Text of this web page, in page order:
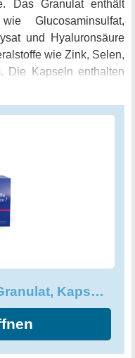
Das Granulat enthält
Glucosaminsulfat,
und Hyaluronsäure
wie Zink, Selen,
Die Kapseln enthalten
Körper zusätzlich
Beutels in 150-200
können Sie einen
Orthomol chondroplus Granulat, Kapseln 30er-Packung